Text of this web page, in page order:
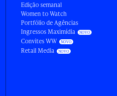
Edição semanal
Women to Watch
Portfólio de Agências
Ingressos Maximídia
Convites WW
Retail Media